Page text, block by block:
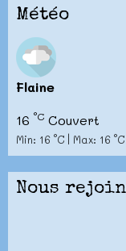
Météo
Flaine
16 °C Couvert
Min: 16 °C | Max: 16
Nous